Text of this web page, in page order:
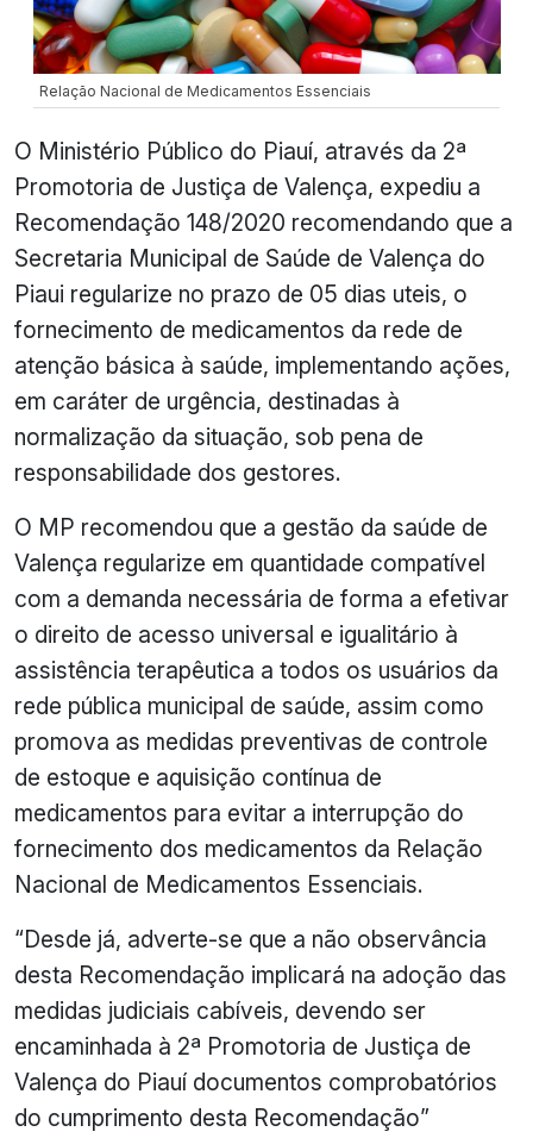
Relação Nacional de Medicamentos Essenciais
O Ministério Público do Piauí, através da 2ª
Promotoria de Justiça de Valença, expediu a
Recomendação 148/2020 recomendando que a
Secretaria Municipal de Saúde de Valença do
Piaui regularize no prazo de 05 dias uteis, o
fornecimento de medicamentos da rede de
atenção básica à saúde, implementando ações,
em caráter de urgência, destinadas à
normalização da situação, sob pena de
responsabilidade dos gestores.
O MP recomendou que a gestão da saúde de
Valença regularize em quantidade compatível
com a demanda necessária de forma a efetivar
o direito de acesso universal e igualitário à
assistência terapêutica a todos os usuários da
rede pública municipal de saúde, assim como
promova as medidas preventivas de controle
de estoque e aquisição contínua de
medicamentos para evitar a interrupção do
fornecimento dos medicamentos da Relação
Nacional de Medicamentos Essenciais.
“Desde já, adverte-se que a não observância
desta Recomendação implicará na adoção das
medidas judiciais cabíveis, devendo ser
encaminhada à 2ª Promotoria de Justiça de
Valença do Piauí documentos comprobatórios
do cumprimento desta Recomendação”